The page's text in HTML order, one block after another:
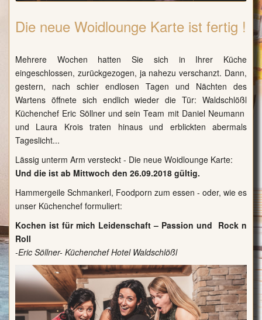
Die neue Woidlounge Karte ist fertig !
Mehrere Wochen hatten Sie sich in Ihrer Küche
eingeschlossen, zurückgezogen, ja nahezu verschanzt. Dann,
gestern, nach schier endlosen Tagen und Nächten des
Wartens öffnete sich endlich wieder die Tür: Waldschlößl
Küchenchef Eric Söllner und sein Team mit Daniel Neumann
und Laura Krois traten hinaus und erblickten abermals
Tageslicht...
Lässig unterm Arm versteckt - Die neue Woidlounge Karte:
Und die ist ab Mittwoch den 26.09.2018 gültig.
Hammergeile Schmankerl, Foodporn zum essen - oder, wie es
unser Küchenchef formuliert:
Kochen ist für mich Leidenschaft – Passion und Rock n
Roll
-Eric Söllner- Küchenchef Hotel Waldschlößl